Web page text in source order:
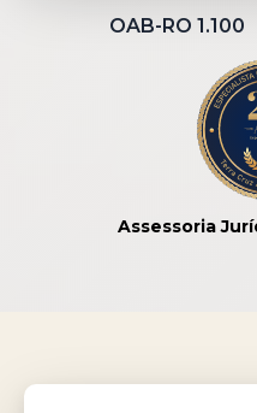
OAB-RO
Assessoria